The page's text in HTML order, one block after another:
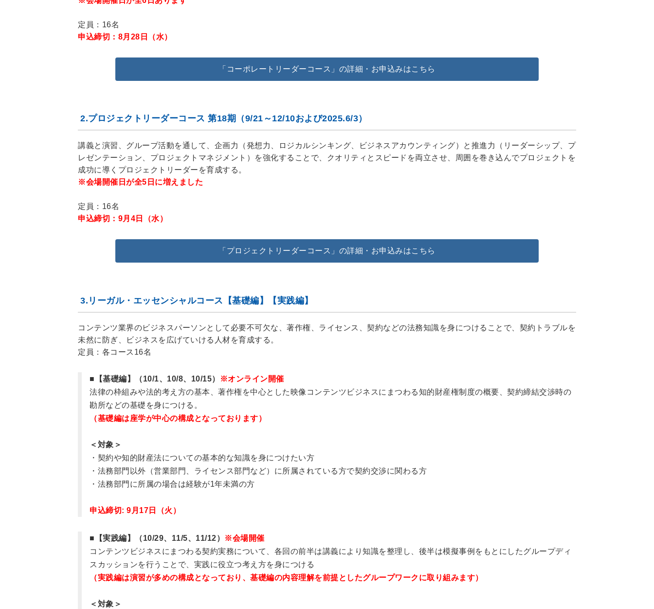
定員：16名
申込締切：8月28日（水）
「コーポレートリーダーコース」の詳細・お申込みはこちら
2.プロジェクトリーダーコース 第18期（9/21～12/10および2025.6/3）
講義と演習、グループ活動を通して、企画力（発想力、ロジカルシンキング、ビジネスアカウンティング）と推進力（リーダーシップ、プ
レゼンテーション、プロジェクトマネジメント）を強化することで、クオリティとスピードを両立させ、周囲を巻き込んでプロジェクトを
成功に導くプロジェクトリーダーを育成する。
※会場開催日が全5日に増えました
定員：16名
申込締切：9月4日（水）
「プロジェクトリーダーコース」の詳細・お申込みはこちら
3.リーガル・エッセンシャルコース【基礎編】【実践編】
コンテンツ業界のビジネスパーソンとして必要不可欠な、著作権、ライセンス、契約などの法務知識を身につけることで、契約トラブルを
未然に防ぎ、ビジネスを広げていける人材を育成する。
定員：各コース16名
■【基礎編】（10/1、10/8、10/15）
※オンライン開催
法律の枠組みや法的考え方の基本、著作権を中心とした映像コンテンツビジネスにまつわる知的財産権制度の概要、契約締結交渉時の
勘所などの基礎を身につける。
（基礎編は座学が中心の構成となっております）
＜対象＞
・契約や知的財産法についての基本的な知識を身につけたい方
・法務部門以外（営業部門、ライセンス部門など）に所属されている方で契約交渉に関わる方
・法務部門に所属の場合は経験が1年未満の方
申込締切: 9月17日（火）
■【実践編】（10/29、11/5、11/12）
※会場開催
コンテンツビジネスにまつわる契約実務について、各回の前半は講義により知識を整理し、後半は模擬事例をもとにしたグループディ
スカッションを行うことで、実践に役立つ考え方を身につける
（実践編は演習が多めの構成となっており、基礎編の内容理解を前提としたグループワークに取り組みます）
＜対象＞